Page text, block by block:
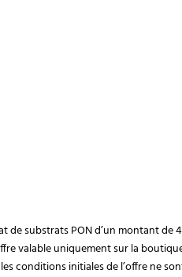
substrats PON d’un montant de
valable uniquement sur la
conditions initiales de l’offre ne